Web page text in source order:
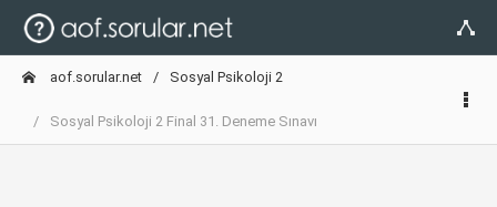
aof.sorular.net Sosyal Psikoloji 2
Sosyal Psikoloji 2 Final 31. Deneme Sınavı